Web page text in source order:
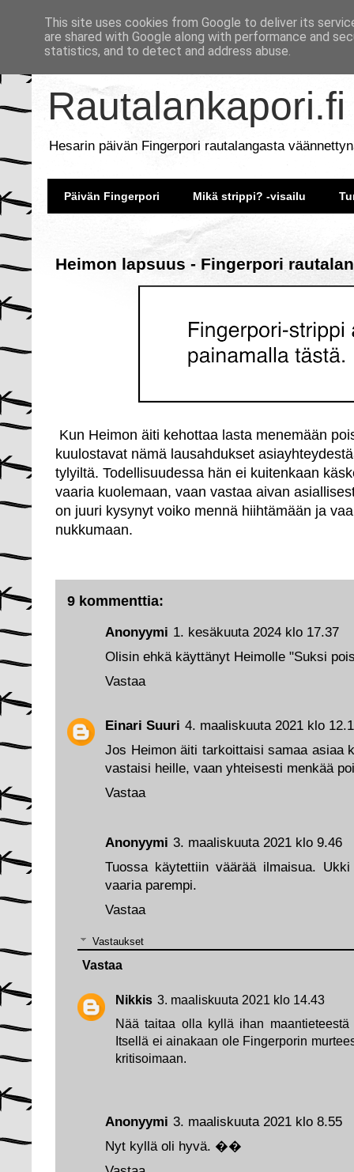
Rautalankapori.fi
Hesarin päivän Fingerpori rautalangasta
Päivän Fingerpori Mikä strippi? -visailu
Heimon lapsuus - Fingerpori
Kun Heimon äiti kehottaa lasta menemään
kuulostavat nämä lausahdukset
tylyiltä. Todellisuudessa hän ei kuitenkaan
vaaria kuolemaan, vaan vastaa aivan
on juuri kysynyt voiko mennä hiihtämään ja
nukkumaan.
9 kommenttia:
Anonyymi 3. maaliskuuta 2021 klo 8.55
Nyt kyllä oli hyvä. ��
Anonyymi 3. maaliskuuta 2021 klo 9.46
Tuossa käytettiin väärää ilmaisua.
vaaria parempi.
Vastaa
Vastaukset
Nikkis 3. maaliskuuta 2021 klo 14.43
Nää taitaa olla kyllä ihan
Itsellä ei ainakaan ole Fingerporin
kritisoimaan.
Vastaa
Einari Suuri 4. maaliskuuta 2021 klo
Jos Heimon äiti tarkoittaisi samaa asiaa
vastaisi heille, vaan yhteisesti menkää
Vastaa
Anonyymi 1. kesäkuuta 2024 klo 17.37
Olisin ehkä käyttänyt Heimolle "Suksi
Vastaa
This site uses cookies from Google to deliver its
are shared with Google along with performance and
statistics, and to detect and address abuse.